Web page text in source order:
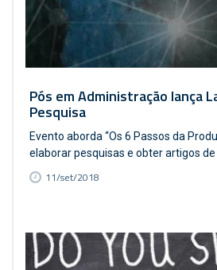
Pós em Administração lança
Pesquisa
Evento aborda “Os 6 Passos da
elaborar pesquisas e obter artigos
11/set/2018